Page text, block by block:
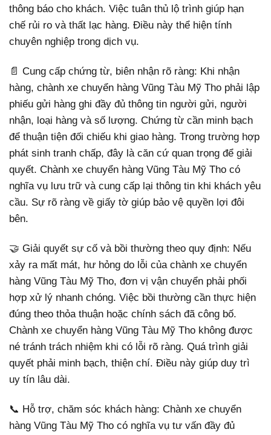
thông báo cho khách. Việc tuân thủ lộ trình giúp hạn
chế rủi ro và thất lạc hàng. Điều này thể hiện tính
chuyên nghiệp trong dịch vụ.
📄 Cung cấp chứng từ, biên nhận rõ ràng: Khi nhận
hàng, chành xe chuyển hàng Vũng Tàu Mỹ Tho phải lập
phiếu gửi hàng ghi đầy đủ thông tin người gửi, người
nhận, loại hàng và số lượng. Chứng từ cần minh bạch
để thuận tiện đối chiếu khi giao hàng. Trong trường hợp
phát sinh tranh chấp, đây là căn cứ quan trọng để giải
quyết. Chành xe chuyển hàng Vũng Tàu Mỹ Tho có
nghĩa vụ lưu trữ và cung cấp lại thông tin khi khách yêu
cầu. Sự rõ ràng về giấy tờ giúp bảo vệ quyền lợi đôi
bên.
🤝 Giải quyết sự cố và bồi thường theo quy định: Nếu
xảy ra mất mát, hư hỏng do lỗi của chành xe chuyển
hàng Vũng Tàu Mỹ Tho, đơn vị vận chuyển phải phối
hợp xử lý nhanh chóng. Việc bồi thường cần thực hiện
đúng theo thỏa thuận hoặc chính sách đã công bố.
Chành xe chuyển hàng Vũng Tàu Mỹ Tho không được
né tránh trách nhiệm khi có lỗi rõ ràng. Quá trình giải
quyết phải minh bạch, thiện chí. Điều này giúp duy trì
uy tín lâu dài.
📞 Hỗ trợ, chăm sóc khách hàng: Chành xe chuyển
hàng Vũng Tàu Mỹ Tho có nghĩa vụ tư vấn đầy đủ